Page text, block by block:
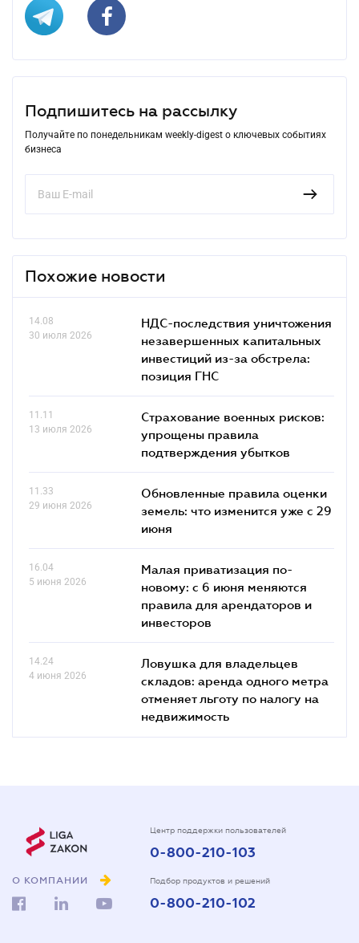
Подпишитесь на рассылку
Получайте по понедельникам weekly-digest о ключевых событиях
бизнеса
Похожие новости
14.08
30 июля 2026
НДС-последствия уничтожения
незавершенных капитальных
инвестиций из-за обстрела:
позиция ГНС
11.11
13 июля 2026
Страхование военных рисков:
упрощены правила
подтверждения убытков
11.33
29 июня 2026
Обновленные правила оценки
земель: что изменится уже с 29
июня
16.04
5 июня 2026
Малая приватизация по-
новому: с 6 июня меняются
правила для арендаторов и
инвесторов
14.24
4 июня 2026
Ловушка для владельцев
складов: аренда одного метра
отменяет льготу по налогу на
недвижимость
О КОМПАНИИ
Центр поддержки пользователей
0-800-210-103
Подбор продуктов и решений
0-800-210-102